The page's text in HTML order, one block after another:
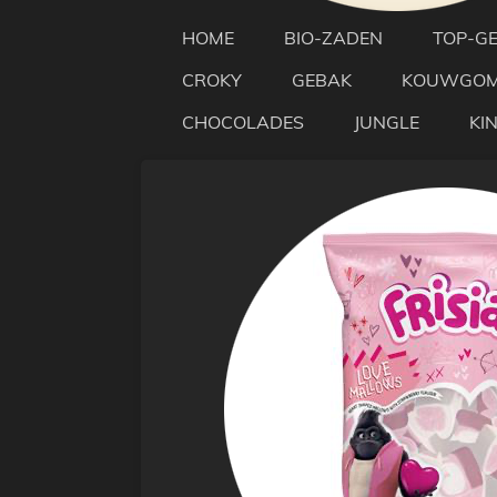
HOME BIO-ZADEN TOP-
CROKY
GEBAK
CHOCOLADES
JUNGLE